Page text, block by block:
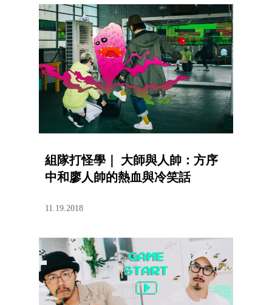
組隊打怪學｜ 大師與人帥：方序
中和廖人帥的熱血與冷笑話
11.19.2018